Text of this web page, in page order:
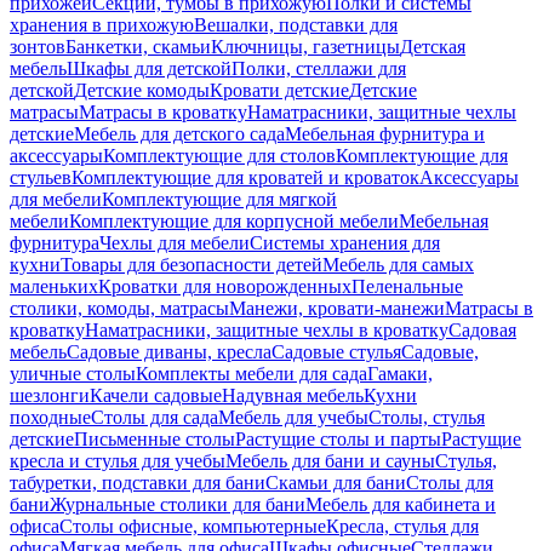
хранения в прихожуюВешалки, подставки для
зонтовБанкетки, скамьиКлючницы, газетницыДетская
мебельШкафы для детскойПолки, стеллажи для
детскойДетские комодыКровати детскиеДетские
матрасыМатрасы в кроваткуНаматрасники, защитные чехлы
детскиеМебель для детского садаМебельная фурнитура и
аксессуарыКомплектующие для столовКомплектующие для
стульевКомплектующие для кроватей и кроватокАксессуары
для мебелиКомплектующие для мягкой
мебелиКомплектующие для корпусной мебелиМебельная
фурнитураЧехлы для мебелиСистемы хранения для
кухниТовары для безопасности детейМебель для самых
маленькихКроватки для новорожденныхПеленальные
столики, комоды, матрасыМанежи, кровати-манежиМатрасы в
кроваткуНаматрасники, защитные чехлы в кроваткуСадовая
мебельСадовые диваны, креслаСадовые стульяСадовые,
уличные столыКомплекты мебели для садаГамаки,
шезлонгиКачели садовыеНадувная мебельКухни
походныеСтолы для садаМебель для учебыСтолы, стулья
детскиеПисьменные столыРастущие столы и партыРастущие
кресла и стулья для учебыМебель для бани и сауныСтулья,
табуретки, подставки для баниСкамьи для баниСтолы для
баниЖурнальные столики для баниМебель для кабинета и
офисаСтолы офисные, компьютерныеКресла, стулья для